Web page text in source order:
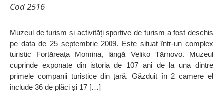
Cod 2516
Muzeul de turism și activități sportive de turism a fost deschis
pe data de 25 septembrie 2009. Este situat într-un complex
turistic Fortăreața Momina, lângă Veliko Tărnovo. Muzeul
cuprinde exponate din istoria de 107 ani de la una dintre
primele companii turistice din țară. Găzduit în 2 camere el
include 36 de plăci și 17 […]